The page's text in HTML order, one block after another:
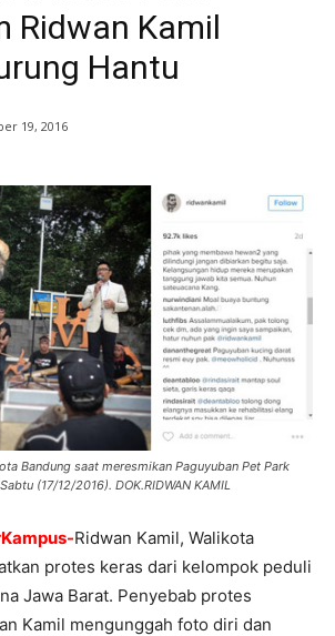
Ridwan Kamil
Hantu
19, 2016
Bandung saat meresmikan Paguyuban Pet Park
(17/12/2016). DOK.RIDWAN KAMIL
Ridwan Kamil, Walikota
protes keras dari kelompok peduli
Jawa Barat. Penyebab protes
Kamil mengunggah foto diri dan